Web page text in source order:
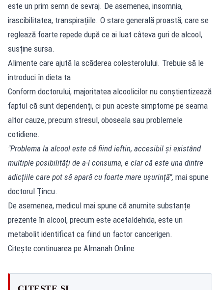
este un prim semn de sevraj. De asemenea, insomnia,
irascibilitatea, transpirațiile. O stare generală proastă, care se
reglează foarte repede după ce ai luat câteva guri de alcool,
susține sursa.
Alimente care ajută la scăderea colesterolului. Trebuie să le
introduci în dieta ta
Conform doctorului, majoritatea alcoolicilor nu conștientizează
faptul că sunt dependenți, ci pun aceste simptome pe seama
altor cauze, precum stresul, oboseala sau problemele
cotidiene.
"Problema la alcool este că fiind ieftin, accesibil și existând
multiple posibilități de a-l consuma, e clar că este una dintre
adicțiile care pot să apară cu foarte mare ușurință", mai spune
doctorul Țincu.
De asemenea, medicul mai spune că anumite substanțe
prezente în alcool, precum este acetaldehida, este un
metabolit identificat ca fiind un factor cancerigen.
Citește continuarea pe Almanah Online